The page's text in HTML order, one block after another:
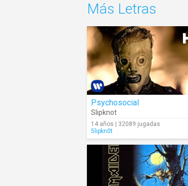
Más Letras
Psychosocial
Slipknot
14 años | 32089 jugadas
5lipkn0t